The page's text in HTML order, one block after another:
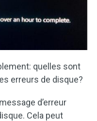
quelles sont
erreurs de disque?
d’erreur
Cela peut